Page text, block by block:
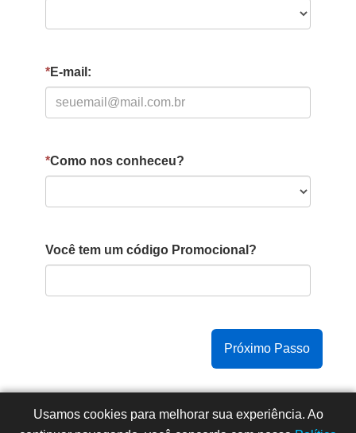
*E-mail:
*Como nos conheceu?
Você tem um código Promocional?
- Faculdade Integrada Instituto Souza (CNPJ:
Usamos cookies para melhorar sua experiência. Ao